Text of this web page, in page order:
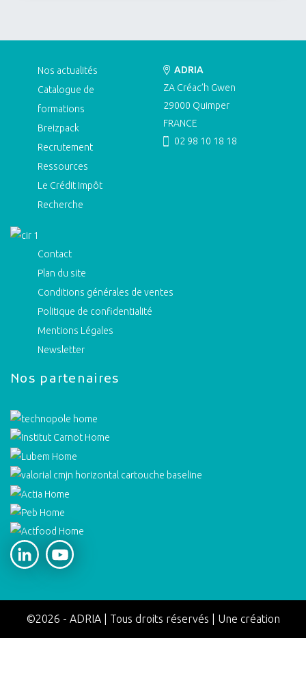
Nos actualités
Catalogue de
formations
Breizpack
Recrutement
Ressources
Le Crédit Impôt
Recherche
ADRIA
ZA Créac’h Gwen
29000 Quimper
FRANCE
02 98 10 18 18
Contact
Plan du site
Conditions générales de ventes
Politique de confidentialité
Mentions Légales
Newsletter
Nos partenaires
Adria social networks
©2026 - ADRIA Tous droits réservés Une création